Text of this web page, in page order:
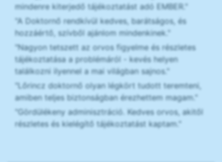
mindenre kiterjedő tájékoztatást adó EMBER."
"A Doktornő rendkívül kedves, barátságos, és
hozzáértő, szívből ajánlom mindenkinek."
"Nagyon tetszett az orvos figyelme és részletes
tájékoztatása a problémáról - kevés helyen
találkozni ilyennel a mai világban sajnos."
"Lőrincz doktornő olyan légkört tudott teremteni,
amiben teljes biztonságban érezhettem magam."
"Gördülékeny adminisztráció. Kedves orvos, akitől
részletes és kielégítő tájékoztatást kaptam."